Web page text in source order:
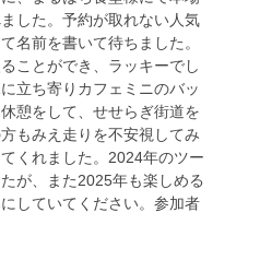
した。予約が取れない人気
名前を書いて待ちました。
ことができ、ラッキーでし
立ち寄りカフェミニのバッ
憩をして、せせらぎ街道を
もみえ走りを不安視してみ
くれました。2024年のツー
が、また2025年も楽しめる
していてください。参加者